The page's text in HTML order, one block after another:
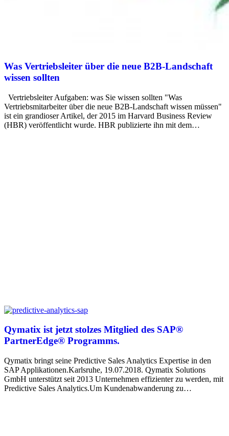
Was Vertriebsleiter über die neue B2B-Landschaft
wissen sollten
Vertriebsleiter Aufgaben: was Sie wissen sollten "Was
Vertriebsmitarbeiter über die neue B2B-Landschaft wissen müssen"
ist ein grandioser Artikel, der 2015 im Harvard Business Review
(HBR) veröffentlicht wurde. HBR publizierte ihn mit dem…
Qymatix ist jetzt stolzes Mitglied des SAP®
PartnerEdge® Programms.
Qymatix bringt seine Predictive Sales Analytics Expertise in den
SAP Applikationen.Karlsruhe, 19.07.2018. Qymatix Solutions
GmbH unterstützt seit 2013 Unternehmen effizienter zu werden, mit
Predictive Sales Analytics.Um Kundenabwanderung zu…